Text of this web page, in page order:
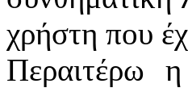
χρήστη που
Περαιτέρω